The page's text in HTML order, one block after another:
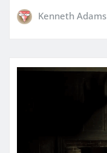
Kenneth Adams